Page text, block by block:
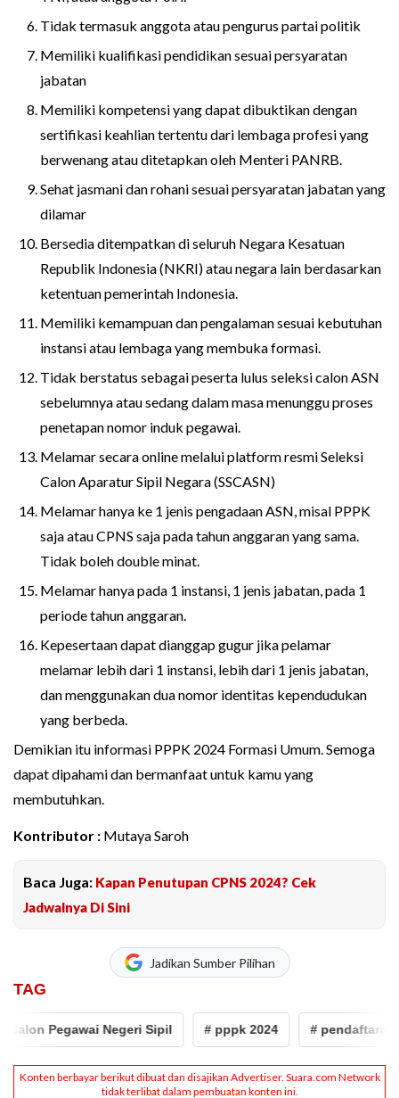
Tidak termasuk anggota atau pengurus partai politik
Memiliki kualifikasi pendidikan sesuai persyaratan
jabatan
Memiliki kompetensi yang dapat dibuktikan dengan
sertifikasi keahlian tertentu dari lembaga profesi yang
berwenang atau ditetapkan oleh Menteri PANRB.
Sehat jasmani dan rohani sesuai persyaratan jabatan yang
dilamar
Bersedia ditempatkan di seluruh Negara Kesatuan
Republik Indonesia (NKRI) atau negara lain berdasarkan
ketentuan pemerintah Indonesia.
Memiliki kemampuan dan pengalaman sesuai kebutuhan
instansi atau lembaga yang membuka formasi.
Tidak berstatus sebagai peserta lulus seleksi calon ASN
sebelumnya atau sedang dalam masa menunggu proses
penetapan nomor induk pegawai.
Melamar secara online melalui platform resmi Seleksi
Calon Aparatur Sipil Negara (SSCASN)
Melamar hanya ke 1 jenis pengadaan ASN, misal PPPK
saja atau CPNS saja pada tahun anggaran yang sama.
Tidak boleh double minat.
Melamar hanya pada 1 instansi, 1 jenis jabatan, pada 1
periode tahun anggaran.
Kepesertaan dapat dianggap gugur jika pelamar
melamar lebih dari 1 instansi, lebih dari 1 jenis jabatan,
dan menggunakan dua nomor identitas kependudukan
yang berbeda.
Demikian itu informasi PPPK 2024 Formasi Umum. Semoga
dapat dipahami dan bermanfaat untuk kamu yang
membutuhkan.
Kontributor : Mutaya Saroh
Baca Juga: Kapan Penutupan CPNS 2024? Cek
Jadwalnya Di Sini
Jadikan Sumber Pilihan
TAG
Pegawai Negeri Sipil # pppk 2024 # pendaftaran